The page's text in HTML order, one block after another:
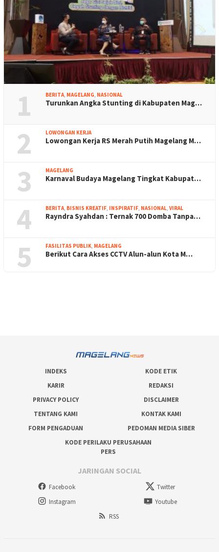
1 BERITA, MAGELANG, NASIONAL
Turunkan Angka Stunting di Kabupaten Mag…
2 LOWONGAN KERJA
Lowongan Kerja RS Merah Putih Magelang M…
3 MAGELANG
Karnaval Budaya Magelang Tingkat Kabupat…
4 BERITA, BISNIS KREATIF, INSPIRATIF, NASIONAL, VIRAL
Rayndra Syahdan : Ternak 700 Domba Tanpa…
5 FASILITAS PUBLIK, MAGELANG
Berikut Cara Akses CCTV Alun-alun Kota M…
INDEKS
KODE ETIK
KARIR
REDAKSI
PRIVACY POLICY
DISCLAIMER
TENTANG KAMI
KONTAK KAMI
FORM PENGADUAN
PEDOMAN MEDIA SIBER
KODE PERILAKU PERUSAHAAN
PERS
JARINGAN SOCIAL
Facebook
Twitter
Instagram
Youtube
RSS